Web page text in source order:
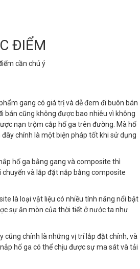
ĐIỂM
cần chú ý
gang có giá trị và dễ đem đi buôn bán
bán cũng không được bao nhiêu vì không
nạn trộm cắp hố ga trên đường. Mà hố
chính là một biện pháp tốt khi sử dụng
hố ga bằng gang và composite thì
và lắp đặt nắp bằng composite
là loại vật liệu có nhiều tính năng nổi bật
sự ăn mòn của thời tiết ở nước ta như
chính là những vị trí lắp đặt chính, và
hố ga có thể chịu được sự ma sát và tải